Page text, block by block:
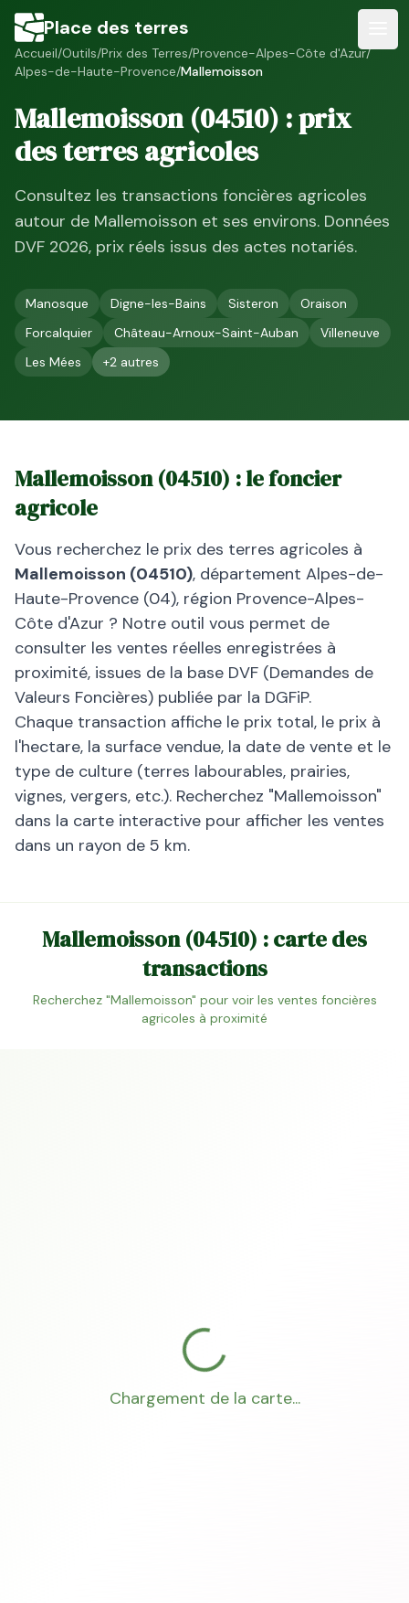
Place des terres
Accueil/Outils/Prix des Terres/Provence-Alpes-Côte d'Azur/
Alpes-de-Haute-Provence/Mallemoisson
Mallemoisson(04510) : prix
des terres agricoles
Consultez les transactions foncières agricoles
autour de Mallemoisson et ses environs. Données
DVF 2026, prix réels issus des actes notariés.
Manosque Digne-les-Bains Sisteron
Oraison
Forcalquier
Château-Arnoux-Saint-Auban
Villeneuve
Les Mées
+2 autres
Mallemoisson(04510) : le foncier
agricole
Vous recherchez le prix des terres agricoles à
Mallemoisson (04510), département Alpes-de-
Haute-Provence (04), région Provence-Alpes-
Côte d'Azur ? Notre outil vous permet de
consulter les ventes réelles enregistrées à
proximité, issues de la base DVF (Demandes de
Valeurs Foncières) publiée par la DGFiP.
Chaque transaction affiche le prix total, le prix à
l'hectare, la surface vendue, la date de vente et le
type de culture (terres labourables, prairies,
vignes, vergers, etc.). Recherchez "Mallemoisson"
dans la carte interactive pour afficher les ventes
dans un rayon de 5 km.
Mallemoisson(04510) : carte des
transactions
Recherchez "Mallemoisson" pour voir les ventes foncières
agricoles à proximité
Chargement de la carte...